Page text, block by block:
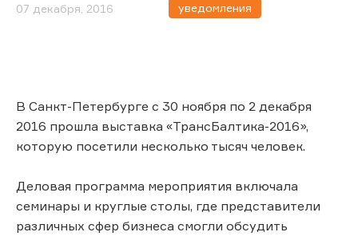
07 декабря, 2016 уведомления
В Санкт-Петербурге с 30 ноября по 2 декабря
2016 прошла выставка «ТрансБалтика-2016»,
которую посетили несколько тысяч человек.
Деловая программа мероприятия включала
семинары и круглые столы, где представители
различных сфер бизнеса смогли обсудить